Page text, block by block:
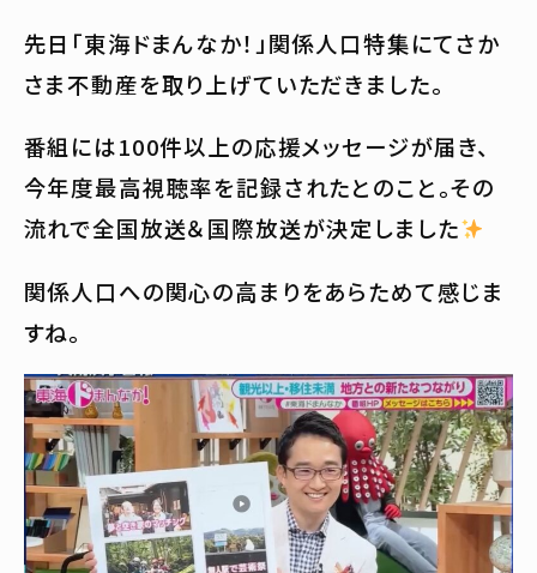
先日「東海ドまんなか！」関係人口特集にてさか
さま不動産を取り上げていただきました。
番組には100件以上の応援メッセージが届き、
今年度最高視聴率を記録されたとのこと。その
流れで全国放送＆国際放送が決定しました
関係人口への関心の高まりをあらためて感じま
すね。